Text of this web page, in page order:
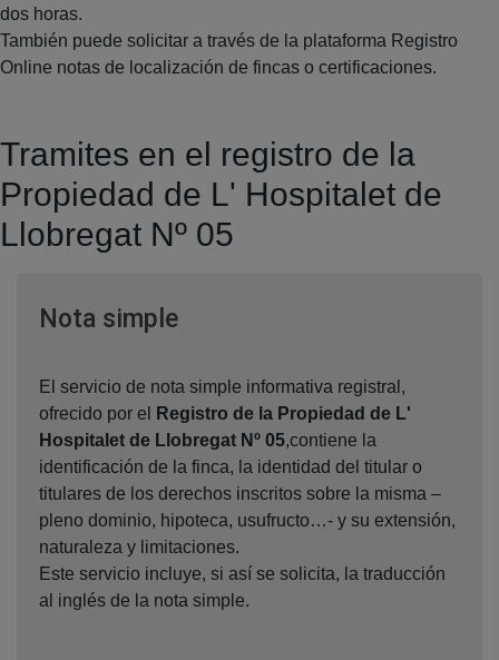
dos horas.
También puede solicitar a través de la plataforma Registro
Online notas de localización de fincas o certificaciones.
Tramites en el registro de la
Propiedad de L' Hospitalet de
Llobregat Nº 05
Nota simpleVentana nueva
El servicio de nota simple informativa registral,
ofrecido por el
Registro de la Propiedad de L'
Hospitalet de Llobregat Nº 05,contiene la
identificación de la finca, la identidad del titular o
titulares de los derechos inscritos sobre la misma –
pleno dominio, hipoteca, usufructo…- y su extensión,
naturaleza y limitaciones.
Este servicio incluye, si así se solicita, la traducción
al inglés de la nota simple.